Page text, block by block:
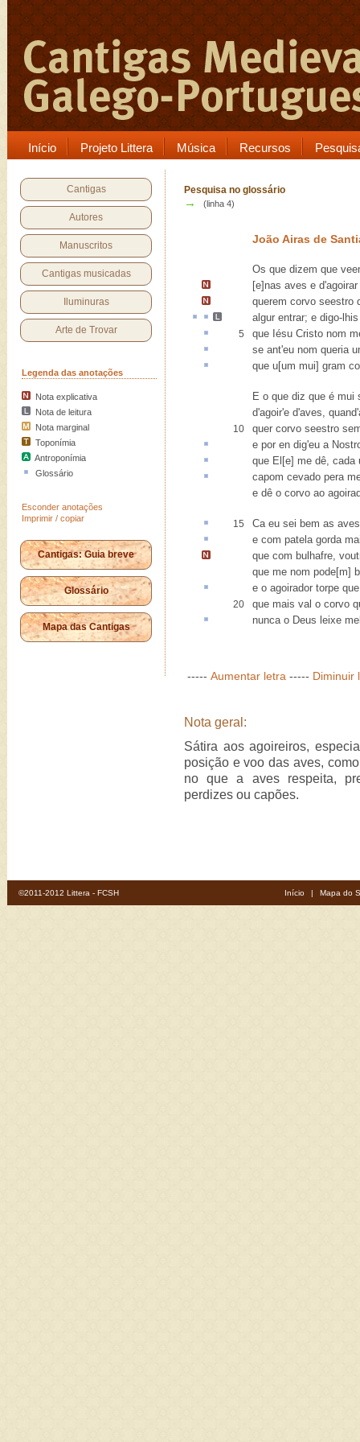
Início Projeto Littera Música Recursos
Cantigas
Autores
Manuscritos
Cantigas musicadas
Iluminuras
Arte de Trovar
Legenda das anotações
Nota explicativa
Nota de leitura
Nota marginal
Toponímia
Antroponímia
Glossário
Esconder anotações
Imprimir / copiar
Cantigas: Guia breve
Glossário
Mapa das Cantigas
Pesquisa no glossário
→ (linha 4)
João Airas de
Os que dizem que
[e]nas aves e
querem corvo seestro
algur entrar; e digo-
5
que Iésu Cristo nom
se ant'eu nom queria
que u[um mui] gram
E o que diz que é mui
d'agoir'e d'aves,
10
quer corvo seestro
e por en dig'eu a
que El[e] me dê, cada
capom cevado pera
e dê o corvo ao
15 Caeu sei bem as
e com patelagorda
que com bulhafre,
que me nom pode[m]
e o agoirador torpe
20
que mais val o corvo
nunca o Deus leixe
----- Aumentar letra ----- Diminuir
Nota geral:
Sátira aos agoireiros,
posição e voo das aves,
no que a aves respeita,
perdizes ou capões.
©2011-2012 Littera - FCSH Início | Mapa do